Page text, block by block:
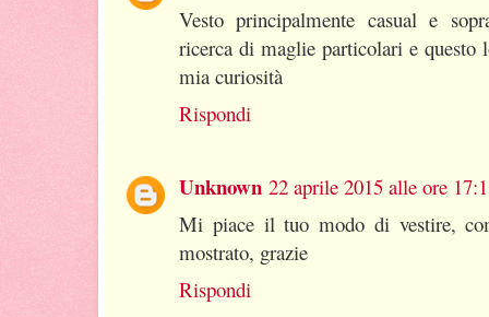
Vesto principalmente casual e
ricerca di maglie particolari e
mia curiosità
Rispondi
Unknown 22 aprile 2015 alle ore
Mi piace il tuo modo di vestire,
mostrato, grazie
Rispondi